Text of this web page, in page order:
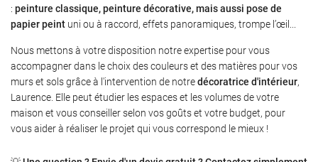
: peinture classique, peinture décorative, mais aussi pose de
papier peint uni ou à raccord, effets panoramiques, trompe l’œil...
Nous mettons à votre disposition notre expertise pour vous
accompagner dans le choix des couleurs et des matières pour vos
murs et sols grâce à l'intervention de notredécoratrice d'intérieur,
Laurence. Elle peut étudier les espaces et les volumes de votre
maison et vous conseiller selon vos goûts et votre budget, pour
vous aider à réaliser le projet qui vous correspond le mieux !